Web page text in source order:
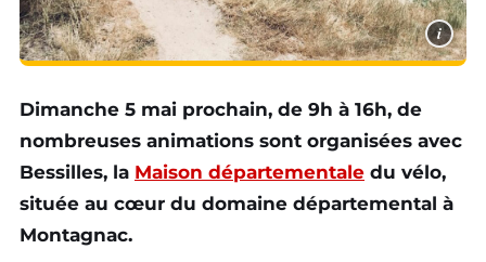
i
Dimanche 5 mai prochain, de 9h à 16h, de
nombreuses animations sont organisées avec
Bessilles, la Maison départementale du vélo,
située au cœur du domaine départemental à
Montagnac.